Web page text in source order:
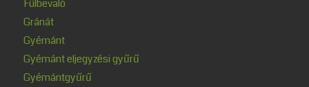
Fülbevaló
Gránát
Gyémánt
Gyémánt eljegyzési gyűrű
Gyémántgyűrű